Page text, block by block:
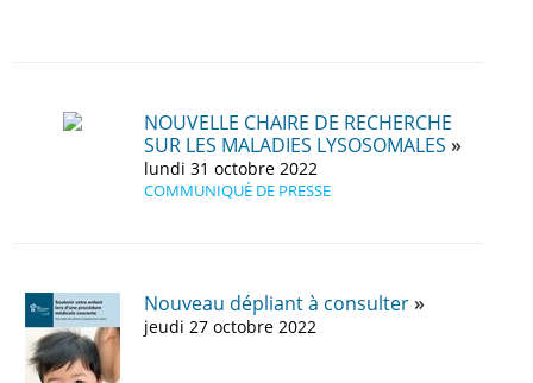
NOUVELLE CHAIRE DE RECHERCHE
SUR LES MALADIES LYSOSOMALES
lundi 31 octobre 2022
COMMUNIQUÉ DE PRESSE
Nouveau dépliant à consulter
jeudi 27 octobre 2022